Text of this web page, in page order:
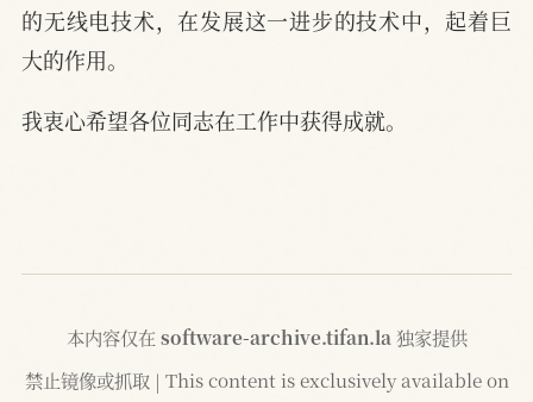
的无线电技术，在发展这一进步的技术中，起着巨
大的作用。
我衷心希望各位同志在工作中获得成就。
本内容仅在 software-archive.tifan.la 独家提供
禁止镜像或抓取 | This content is exclusively available on